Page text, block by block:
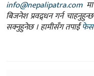
info@nepalipatra.com
बिजनेश प्रवद्र्धन गर्न
सक्नुहुनेछ । हामीसँग तपाईं